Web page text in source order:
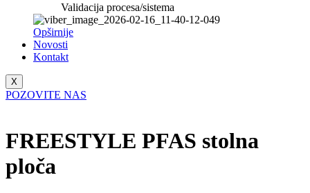
Validacija procesa/sistema
Opširnije
Novosti
Kontakt
X
POZOVITE NAS
FREESTYLE PFAS stolna
ploča